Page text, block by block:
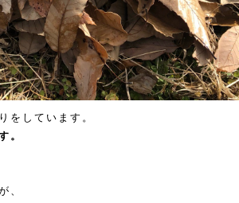
をしています。
。
、